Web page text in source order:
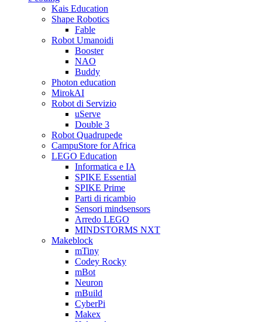
Kais Education
Shape Robotics
Fable
Robot Umanoidi
Booster
NAO
Buddy
Photon education
MirokAI
Robot di Servizio
uServe
Double 3
Robot Quadrupede
CampuStore for Africa
LEGO Education
Informatica e IA
SPIKE Essential
SPIKE Prime
Parti di ricambio
Sensori mindsensors
Arredo LEGO
MINDSTORMS NXT
Makeblock
mTiny
Codey Rocky
mBot
Neuron
mBuild
CyberPi
Makex